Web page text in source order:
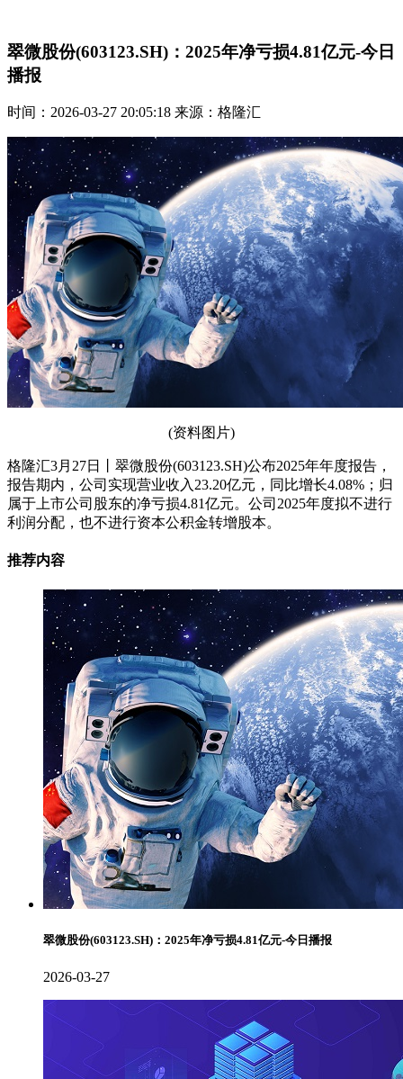
翠微股份(603123.SH)：2025年净亏损4.81亿元-今日
播报
时间：2026-03-27 20:05:18 来源：格隆汇
(资料图片)
格隆汇3月27日丨翠微股份(603123.SH)公布2025年年度报告，
报告期内，公司实现营业收入23.20亿元，同比增长4.08%；归
属于上市公司股东的净亏损4.81亿元。公司2025年度拟不进行
利润分配，也不进行资本公积金转增股本。
推荐内容
翠微股份(603123.SH)：2025年净亏损4.81亿元-今日播报
2026-03-27